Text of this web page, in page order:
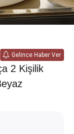
Gelince Haber Ver
2 Kişilik